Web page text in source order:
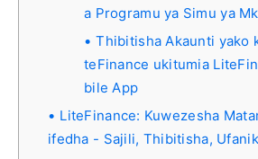
a Programu ya Simu ya
Thibitisha Akaunti yako
teFinance ukitumia
bile App
LiteFinance: Kuwezesha
ifedha - Sajili, Thibitisha,